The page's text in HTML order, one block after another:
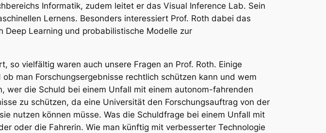
Informatik, zudem leitet er das Visual Inference Lab. Sein
Lernens. Besonders interessiert Prof. Roth dabei das
Deep Learning und probabilistische Modelle zur
so vielfältig waren auch unsere Fragen an Prof. Roth. Einige
man Forschungsergebnisse rechtlich schützen kann und wem
wer die Schuld bei einem Unfall mit einem autonom-fahrenden
zu schützen, da eine Universität den Forschungsauftrag von der
nutzen können müsse. Was die Schuldfrage bei einem Unfall mit
oder die Fahrerin. Wie man künftig mit verbesserter Technologie